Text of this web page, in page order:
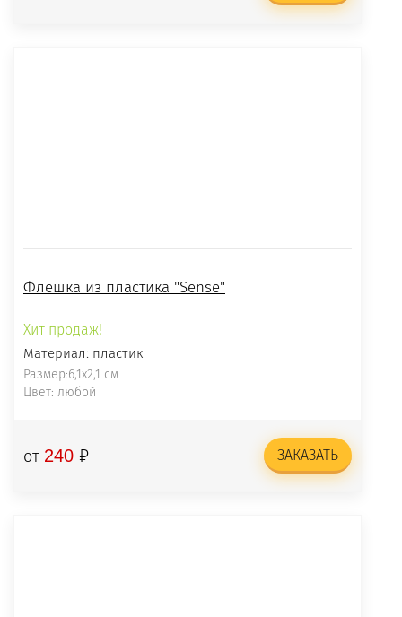
Флешка из пластика "Sense"
Хит продаж!
Материал: пластик
Размер:6,1x2,1 cм
Цвет: любой
от 240 ₽ ЗАКАЗАТЬ